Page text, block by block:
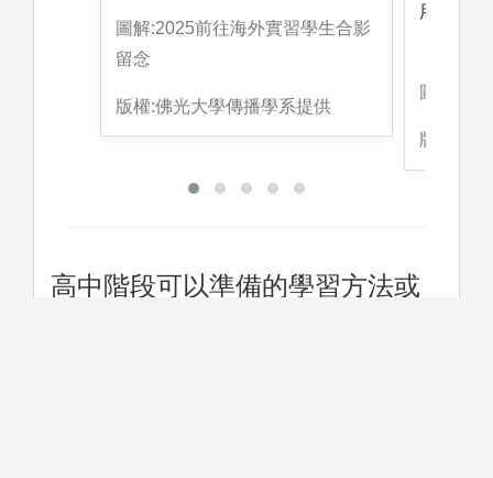
圖解:2025前往海外實習學生合影
留念
版權:佛光大學傳播學系提供
用系所
圖解:影
版權:佛
高中階段可以準備的學習方法或